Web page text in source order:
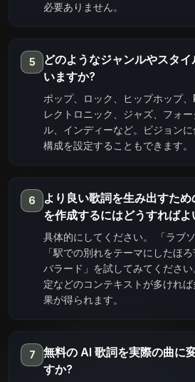
必要ありません。
5
どのようなジャンルやスタ
いますか?
ポップ、ロック、ヒップホップ
レクトロニック、ジャズ、フォ
ル、インディーなど。ビジョン
構成を設定することもできます。
6
より良い歌詞を生み出すた
を作成するにはどうすればよ
具体的にしてください。 「ラブ
「駅での別れをテーマにしたほ
バラード」を試してみてくださ
定などのコンテキストが多けれ
果が得られます。
7
無料の AI 歌詞を実際の曲に
すか?